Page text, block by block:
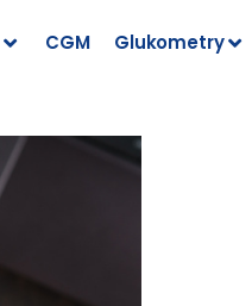
CGM Glukometry